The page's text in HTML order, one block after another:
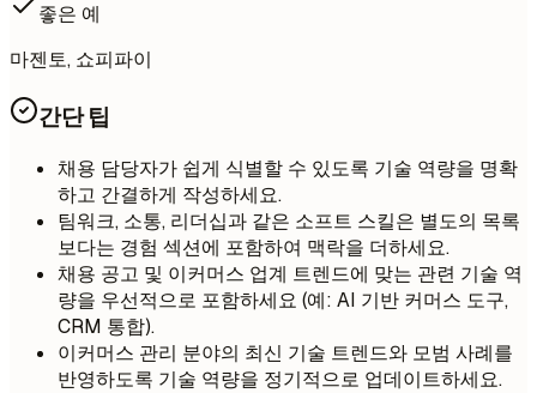
좋은 예
마젠토, 쇼피파이
간단 팁
채용 담당자가 쉽게 식별할 수 있도록 기술 역량을 명확
하고 간결하게 작성하세요.
팀워크, 소통, 리더십과 같은 소프트 스킬은 별도의 목록
보다는 경험 섹션에 포함하여 맥락을 더하세요.
채용 공고 및 이커머스 업계 트렌드에 맞는 관련 기술 역
량을 우선적으로 포함하세요 (예: AI 기반 커머스 도구,
CRM 통합).
이커머스 관리 분야의 최신 기술 트렌드와 모범 사례를
반영하도록 기술 역량을 정기적으로 업데이트하세요.